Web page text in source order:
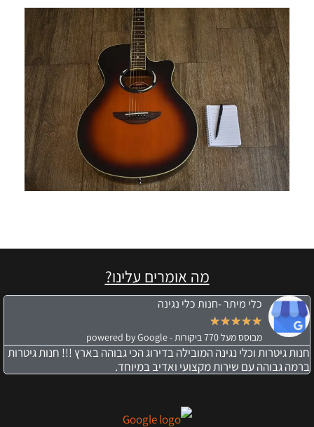
מה אומרים עלינו?
כלי מיתר -חנות כלי נגינה
★
★
★
★
★
מבוסס מעל 770 ביקורות - powered by Google
חנות גיטרות וכלי נגינה המובילה בדירוג הכי גבוהה בארץ !!! חנות גיטרות
ברמה גבוהה עם שירות מקצועי ואדיב במיוחד.